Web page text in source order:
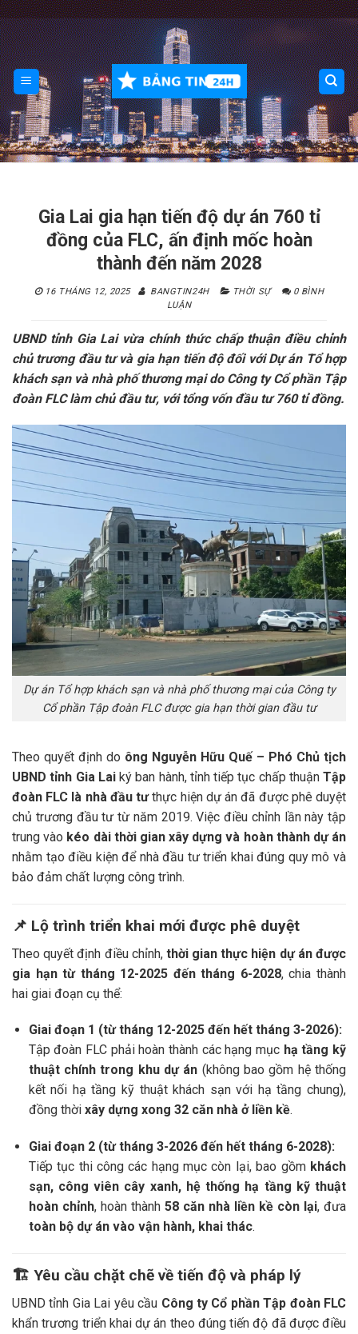
Skip
to
content
Gia Lai gia hạn tiến độ dự án 760 tỉ
đồng của FLC, ấn định mốc hoàn
thành đến năm 2028
16 THÁNG 12, 2025 BANGTIN24H THỜI SỰ
0 BÌNH
LUẬN
UBND tỉnh Gia Lai vừa chính thức chấp thuận điều chỉnh
chủ trương đầu tư và gia hạn tiến độ đối với Dự án Tổ hợp
khách sạn và nhà phố thương mại do Công ty Cổ phần Tập
đoàn FLC làm chủ đầu tư, với tổng vốn đầu tư 760 tỉ đồng.
Dự án Tổ hợp khách sạn và nhà phố thương mại của Công ty
Cổ phần Tập đoàn FLC được gia hạn thời gian đầu tư
Theo quyết định do ông Nguyễn Hữu Quế – Phó Chủ tịch
UBND tỉnh Gia Laiký ban hành, tỉnh tiếp tục chấp thuận Tập
đoàn FLC là nhà đầu tưthực hiện dự án đã được phê duyệt
chủ trương đầu tư từ năm 2019. Việc điều chỉnh lần này tập
trung vào kéo dài thời gian xây dựng và hoàn thành dự án
nhằm tạo điều kiện để nhà đầu tư triển khai đúng quy mô và
bảo đảm chất lượng công trình.
📌 Lộ trình triển khai mới được phê duyệt
Theo quyết định điều chỉnh, thời gian thực hiện dự án được
gia hạn từ tháng 12-2025 đến tháng 6-2028, chia thành
hai giai đoạn cụ thể:
Giai đoạn 1 (từ tháng 12-2025 đến hết tháng 3-2026):
Tập đoàn FLC phải hoàn thành các hạng mục hạ tầng kỹ
thuật chính trong khu dự án (không bao gồm hệ thống
kết nối hạ tầng kỹ thuật khách sạn với hạ tầng chung),
đồng thời xây dựng xong 32 căn nhà ở liền kề.
Giai đoạn 2 (từ tháng 3-2026 đến hết tháng 6-2028):
Tiếp tục thi công các hạng mục còn lại, bao gồm khách
sạn, công viên cây xanh, hệ thống hạ tầng kỹ thuật
hoàn chỉnh, hoàn thành 58 căn nhà liền kề còn lại, đưa
toàn bộ dự án vào vận hành, khai thác.
🏗️ Yêu cầu chặt chẽ về tiến độ và pháp lý
UBND tỉnh Gia Lai yêu cầu Công ty Cổ phần Tập đoàn FLC
khẩn trương triển khai dự án theo đúng tiến độ đã được điều